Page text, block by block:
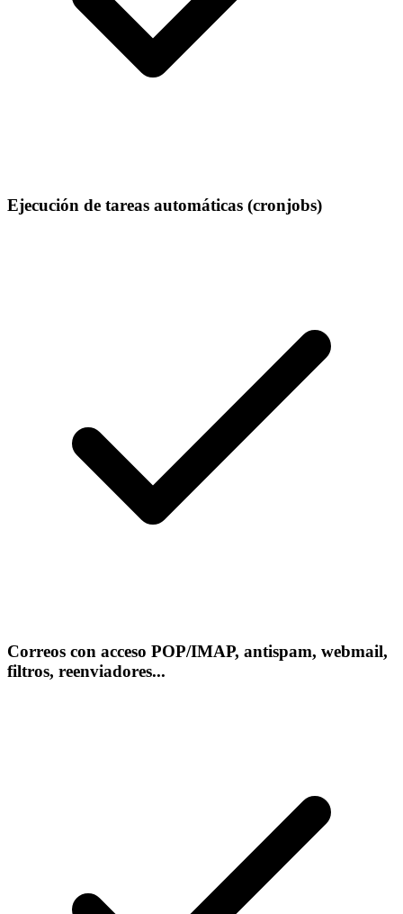
Ejecución de tareas automáticas (cronjobs)
Correos con acceso POP/IMAP, antispam, webmail,
filtros, reenviadores...